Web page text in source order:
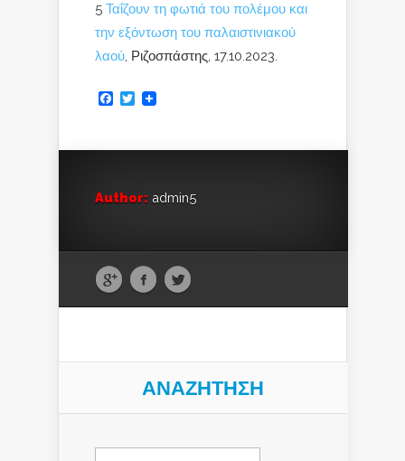
5 Ταΐζουν τη φωτιά του πολέμου και
την εξόντωση του παλαιστινιακού
λαού , Ριζοσπάστης, 17.10.2023.
Facebook
Twitter
Author: admin5
ΑΝΑΖΉΤΗΣΗ
Αναζήτηση